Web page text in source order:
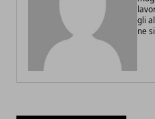
gli
ne